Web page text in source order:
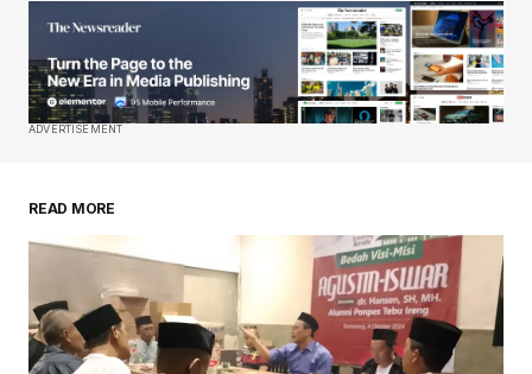
ADVERTISEMENT
READ MORE